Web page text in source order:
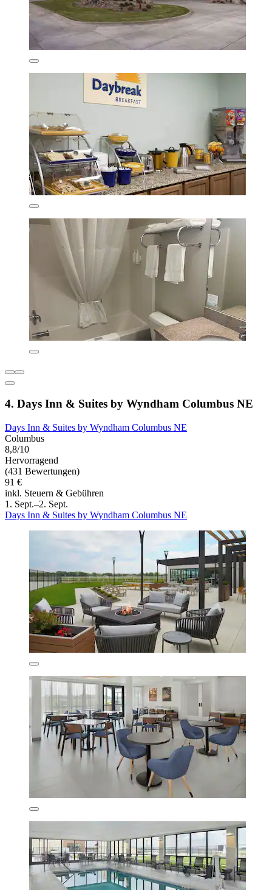
4. Days Inn & Suites by Wyndham Columbus NE
Days Inn & Suites by Wyndham Columbus NE
Columbus
8,8/10
Hervorragend
(431 Bewertungen)
91 €
inkl. Steuern & Gebühren
1. Sept.–2. Sept.
Days Inn & Suites by Wyndham Columbus NE